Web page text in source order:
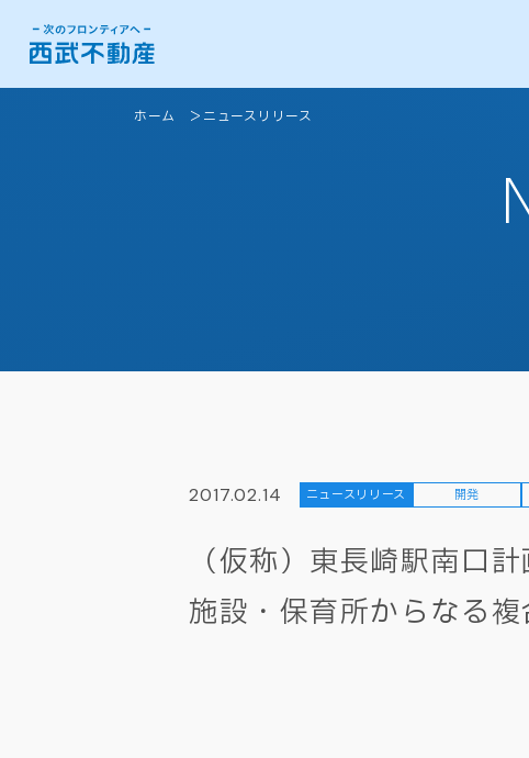
ホーム ニュースリリース
2017.02.14 ニュースリリース 開発
（仮称）東長崎駅南口
施設・保育所からなる